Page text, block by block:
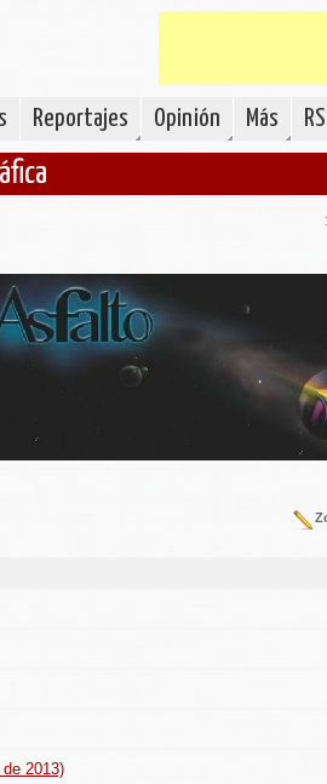
Reportajes Opinión Más
2013)